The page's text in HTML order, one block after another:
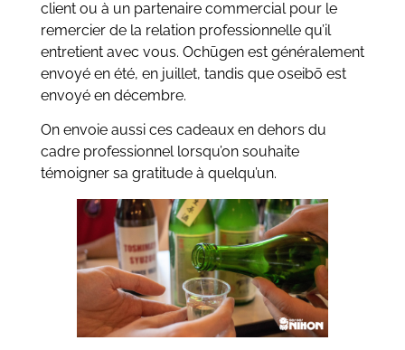
client ou à un partenaire commercial pour le
remercier de la relation professionnelle qu’il
entretient avec vous. Ochūgen est généralement
envoyé en été, en juillet, tandis que oseibō est
envoyé en décembre.
On envoie aussi ces cadeaux en dehors du
cadre professionnel lorsqu’on souhaite
témoigner sa gratitude à quelqu’un.